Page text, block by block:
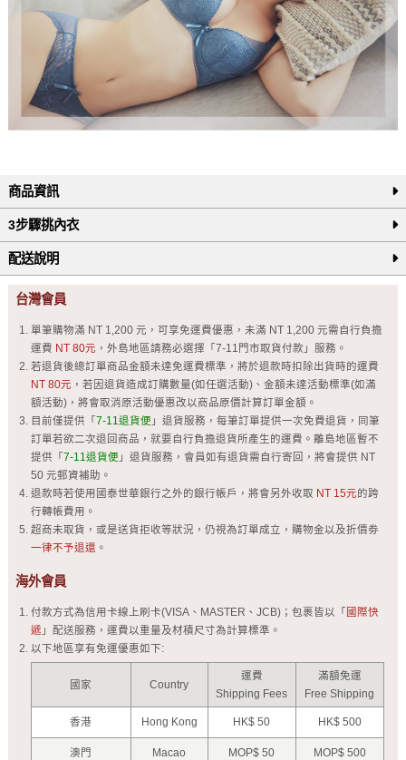
商品資訊
3步驟挑內衣
配送說明
台灣會員
單筆購物滿 NT 1,200 元，可享免運費優惠，未滿 NT 1,200 元需自行負擔
運費 NT 80元 ，外島地區請務必選擇「7-11門市取貨付款」服務。
若退貨後總訂單商品金額未達免運費標準，將於退款時扣除出貨時的運費
NT 80元 ，若因退貨造成訂購數量(如任選活動)、金額未達活動標準(如滿
額活動)，將會取消原活動優惠改以商品原價計算訂單金額。
目前僅提供「 7-11退貨便 」退貨服務，每筆訂單提供一次免費退貨，同筆
訂單若欲二次退回商品，就要自行負擔退貨所產生的運費。離島地區暫不
提供「 7-11退貨便 」退貨服務，會員如有退貨需自行寄回，將會提供 NT
50 元郵資補助。
退款時若使用國泰世華銀行之外的銀行帳戶，將會另外收取 NT 15元的跨
行轉帳費用。
超商未取貨，或是送貨拒收等狀況，仍視為訂單成立，購物金以及折價劵
一律不予退還 。
海外會員
付款方式為信用卡線上刷卡(VISA、MASTER、JCB)；包裹皆以「 國際快
遞 」配送服務，運費以重量及材積尺寸為計算標準。
以下地區享有免運優惠如下:
國家 Country
運費
Shipping Fees
滿額免運
Free Shipping
香港 Hong Kong HK$ 50 HK$ 500
澳門 Macao MOP$ 50 MOP$ 500